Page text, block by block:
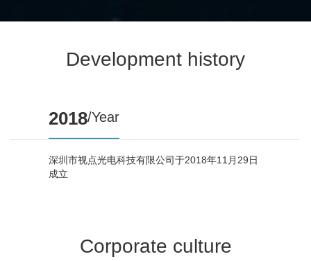
Development history
2018/Year
深圳市视点光电科技有限公司于2018年11月29日
成立
Corporate culture